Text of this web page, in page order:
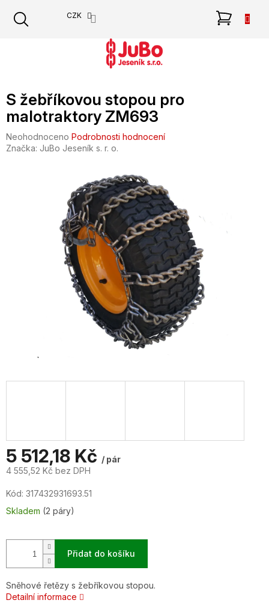
obsah
CZK
S žebříkovou stopou pro
malotraktory ZM693
Průměrné
hodnocení
Neohodnoceno Podrobnosti hodnocení
Značka: JuBo Jeseník s. r. o.
5 512,18 Kč / pár
4 555,52 Kč bez DPH
cena:
Kód: 317432931693.51
Skladem (2 páry)
Přidat do košíku
Sněhové řetězy s žebříkovou stopou.
Detailní informace